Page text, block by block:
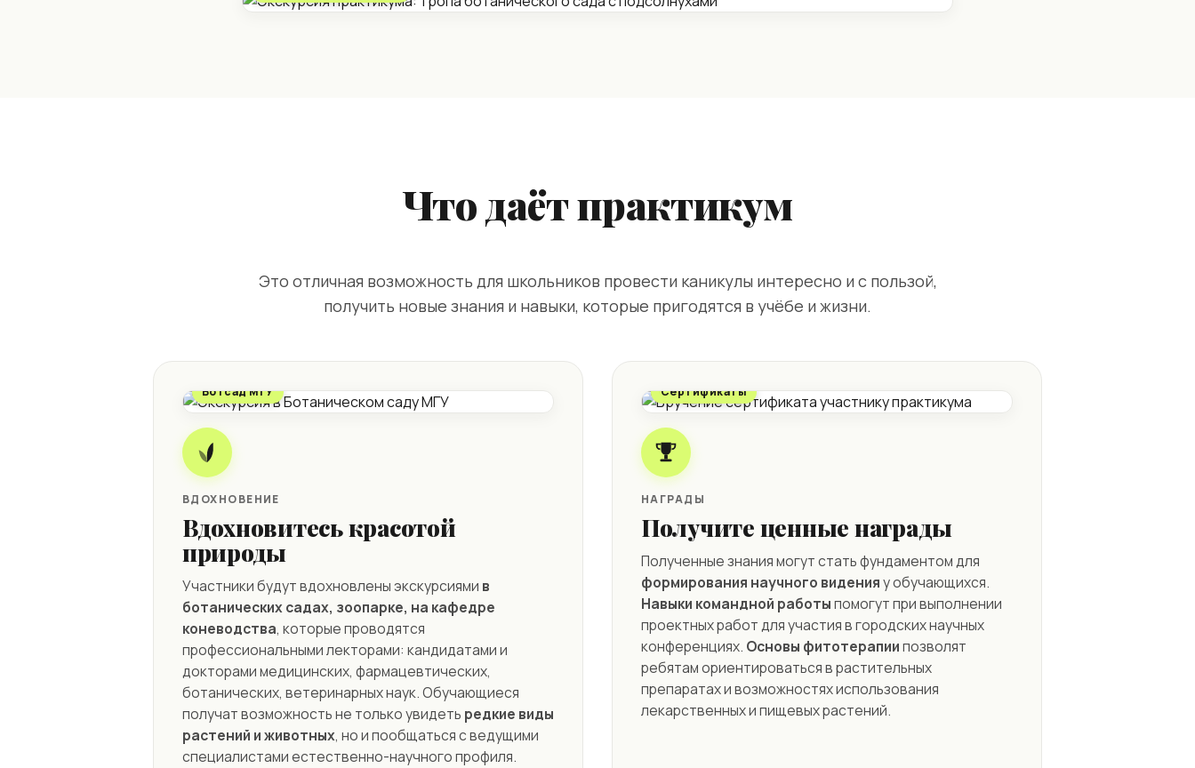
Что даёт практикум
Это отличная возможность для школьников провести каникулы интересно и с пользой,
получить новые знания и навыки, которые пригодятся в учёбе и жизни.
Ботсад МГУ
ВДОХНОВЕНИЕ
Вдохновитесь красотой
природы
Участники будут вдохновлены экскурсиями в
ботанических садах, зоопарке, на кафедре
коневодства, которые проводятся
профессиональными лекторами: кандидатами и
докторами медицинских, фармацевтических,
ботанических, ветеринарных наук. Обучающиеся
получат возможность не только увидеть редкие виды
растений и животных, но и пообщаться с ведущими
специалистами естественно-научного профиля.
Сертификаты
НАГРАДЫ
Получите ценные награды
Полученные знания могут стать фундаментом для
формирования научного виденияу обучающихся.
Навыки командной работыпомогут при выполнении
проектных работ для участия в городских научных
конференциях. Основы фитотерапиипозволят
ребятам ориентироваться в растительных
препаратах и возможностях использования
лекарственных и пищевых растений.